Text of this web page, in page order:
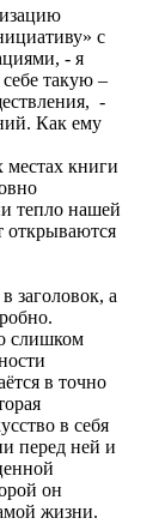
с
- я
такую –
-
Как ему
местах книги
тепло нашей
открываются
заголовок, а
слишком
в точно
в себя
перед ней и
он
жизни.